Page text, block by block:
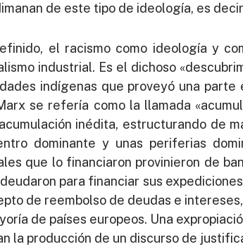
de este tipo de ideología, es
el racismo como ideología y
industrial. Es el dichoso
indígenas que proveyó una
se refería como la llamada
inédita, estructurando de
dominante y unas periferias
que lo financiaron provinieron de
para financiar sus
de reembolso de deudas e
de países europeos. Una
la producción de un discurso de